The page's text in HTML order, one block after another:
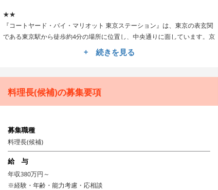
★★
『コートヤード・バイ・マリオット 東京ステーション』は、東京の表玄関
である東京駅から徒歩約4分の場所に位置し、中央通りに面しています。京
橋駅に隣接し、銀座・日本橋へも徒歩圏内という都内有数の好立地。国内
はもとより海外からのビジネス・観光の旅行者にも快適なアクセス環境
フ・ド・パルティとしてチームを引っ張っていってください！
への高級外資系ホテル誘致を積極的に行ってきた「森トラスト・ホテルズ
&リゾーツ」。主軸事業が不動産なので、強固な経営基盤を築いておりコ
リブランド、自社ホテルの開業を手がけています。目指すのは、日本文化
とグローバル基準の最高級サービスを融合させること。国内外の一流ブラ
ンドと連携し、ホテル・観光事業をリードし続ける企業です！
+ 続きを見る
料理長(候補)の募集要項
募集職種
料理長(候補)
給 与
年収380万円～
※経験・年齢・能力考慮・応相談